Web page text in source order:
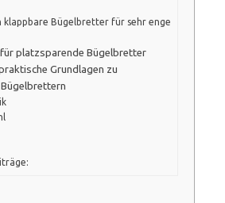
klappbare Bügelbretter für sehr enge
platzsparende Bügelbretter
Grundlagen zu